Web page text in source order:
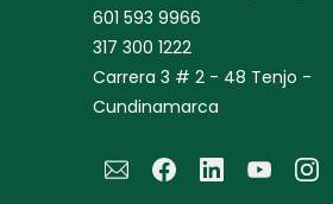
601 593 9966
317 300 1222
Carrera 3 # 2 - 48 Tenjo -
Cundinamarca